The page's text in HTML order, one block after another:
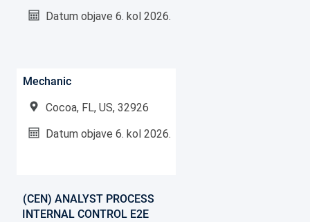
Datum objave 6. kol 2026.
Mechanic
Cocoa, FL, US, 32926
Datum objave 6. kol 2026.
(CEN) ANALYST PROCESS
INTERNAL CONTROL E2E